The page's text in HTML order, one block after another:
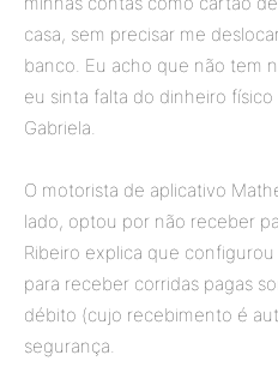
casa, sem precisar me
banco. Eu acho que não tem
eu sinta falta do dinheiro físico
Gabriela.
O motorista de aplicativo
lado, optou por não receber
Ribeiro explica que
para receber corridas pagas
débito (cujo recebimento é
segurança.